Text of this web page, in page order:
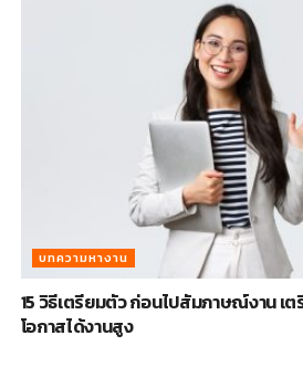
บทความหางาน
15 วิธีเตรียมตัว ก่อนไปสัมภาษณ์งาน เ
โอกาสได้งานสูง